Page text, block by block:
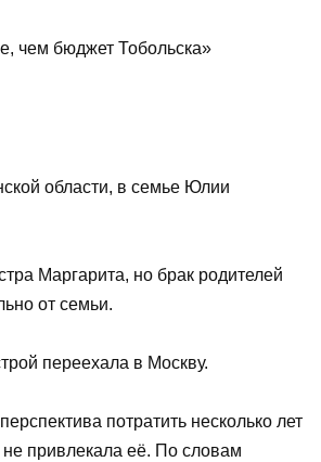
области, в семье Юлии
Маргарита, но брак родителей
от семьи.
переехала в Москву.
потратить несколько лет
не привлекала её. По словам